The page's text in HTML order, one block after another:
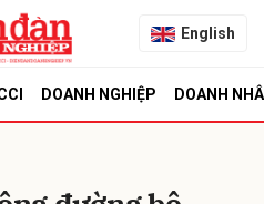
English
DOANH NGHIỆP DOANH